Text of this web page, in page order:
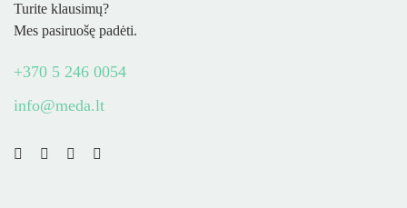
Turite klausimų?
Mes pasiruošę padėti.
+370 5 246 0054
info@meda.lt